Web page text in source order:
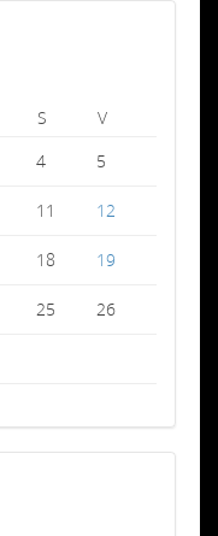
S
V
4 5
11 12
18 19
25 26